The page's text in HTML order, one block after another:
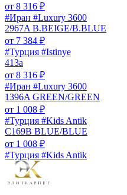
от 8 316 ₽
#Иран #Luxury 3600
2967A B.BEIGE/B.BLUE
от 7 384 ₽
#Турция #Istinye
413a
от 8 316 ₽
#Иран #Luxury 3600
1396A GREEN/GREEN
от 1 008 ₽
#Турция #Kids Antik
C169B BLUE/BLUE
от 1 008 ₽
#Турция #Kids Antik